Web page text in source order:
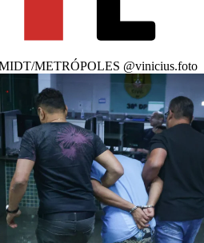
METRÓPOLES @vinicius.foto